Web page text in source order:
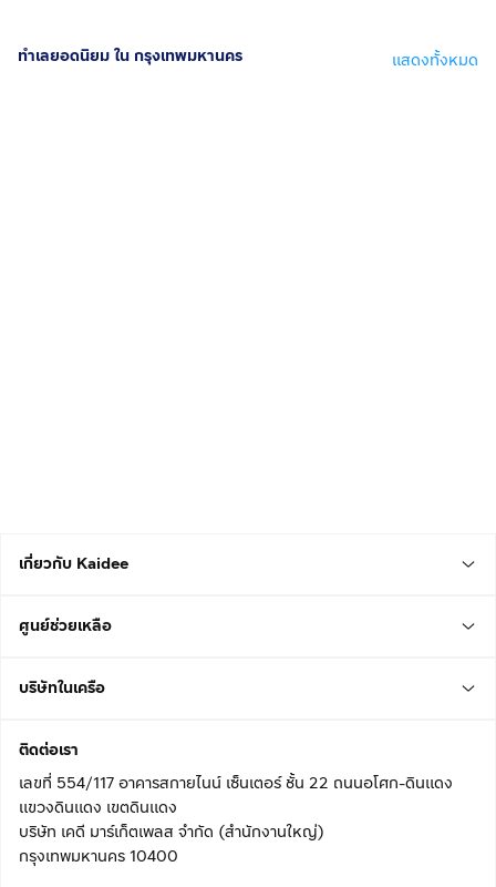
ทำเลยอดนิยม ใน กรุงเทพมหานคร แสดงทั้งหมด
เกี่ยวกับ Kaidee
ศูนย์ช่วยเหลือ
บริษัทในเครือ
ติดต่อเรา
เลขที่ 554/117 อาคารสกายไนน์ เซ็นเตอร์ ชั้น 22 ถนนอโศก-ดินแดง
แขวงดินแดง เขตดินแดง
บริษัท เคดี มาร์เก็ตเพลส จำกัด (สำนักงานใหญ่)
กรุงเทพมหานคร 10400